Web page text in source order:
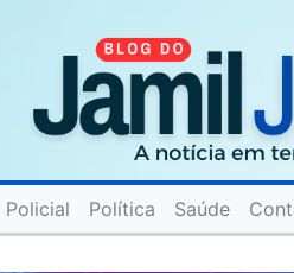
Policial Política Saúde